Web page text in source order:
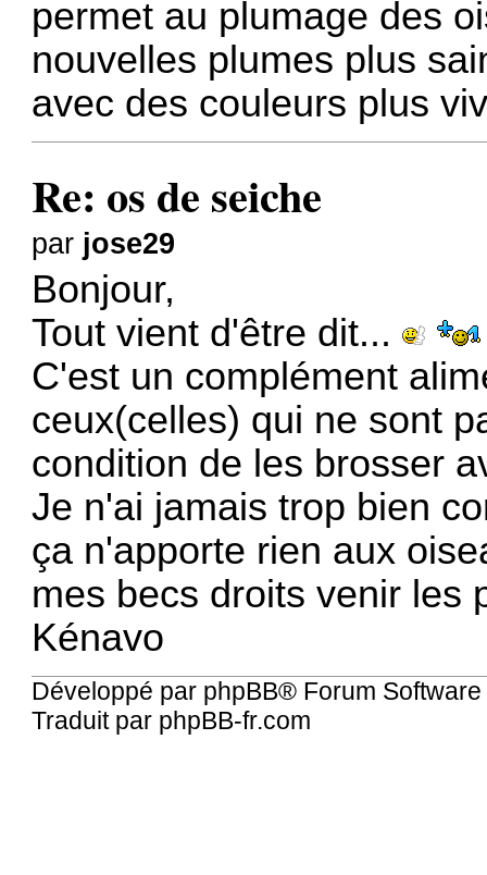
permet au plumage des
nouvelles plumes plus
avec des couleurs plus
Re: os de seiche
par jose29
Bonjour,
Tout vient d'être dit...
C'est un complément
ceux(celles) qui ne sont
condition de les brosser
Je n'ai jamais trop bien
ça n'apporte rien aux
mes becs droits venir les
Kénavo
Développé par phpBB® Forum
Traduit par phpBB-fr.com